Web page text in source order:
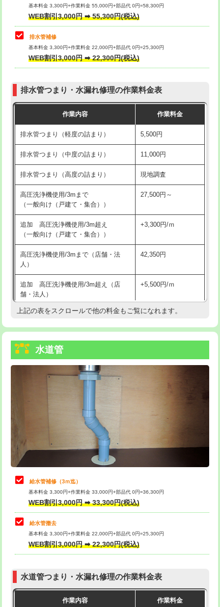
コンクリート斫り（厚さ10㎝超え）
モルタル補修（厚さ10㎝まで）
モルタル補修（厚さ10㎝超え）
追加人工 16,500円
現場見積
※給水管工事は20mmまでの価格です。
式）)
交換・取付(混合水栓（壁付・デッキ
式・ワンホール）)
16,500円+材料費
交換・取付(排水栓・排水トラップ
交換・取付（その他部品） 11,000円+材料費
持込商品取付（単水栓） 13,200円
持込商品取付（混合水栓） 16,500円
持込商品取付（浄水器・分岐水栓） 16,500円
給水管工事※（ホール加工) 16,500円
給水管工事※（バンド止め) 3,300円
給水管工事※（支持金具設置)
給水管工事※（保温材使用（バンド止
め込み）)
5,500円
給水管工事※（土の掘削・埋め戻し作
業)
11,000円
給水管工事※（塩ビ管（VP・HI）使
用/3ｍまで)
33,000円
給水管工事※（塩ビ管（VP・HI）使
+8,800円
給水管工事※（ライニング鋼管・銅
管・ポリ管・HT管使用/3ｍまで)
給水管工事※（ライニング鋼管・銅
管・ポリ管・HT管使用/3ｍ超え)
排水管工事（土の掘削・埋め戻し作
11,000円~
排水管工事（排水管工事/3ｍまで） 55,000円
排水管工事（追加 排水管工事/3ｍ超
マス交換（土の掘削・埋め戻し作業）
マス交換（深さ50㎝未満）
マス交換（深さ50㎝以上）
コンクリート斫り（厚さ10㎝まで）
基本料金 3,300円+作業料金 55,000円+部品代 0円=58,300円
WEB割引3,000円 ➡ 55,300円(税込)
排水管補修
基本料金 3,300円+作業料金 22,000円+部品代 0円=25,300円
WEB割引3,000円 ➡ 22,300円(税込)
排水管つまり・水漏れ修理の作業料金表
作業内容 作業料金
排水管つまり（軽度の詰まり） 5,500円
排水管つまり（中度の詰まり） 11,000円
排水管つまり（高度の詰まり） 現地調査
高圧洗浄機使用/3mまで
（一般向け（戸建て・集合））
27,500円～
追加 高圧洗浄機使用/3m超え
（一般向け（戸建て・集合））
+3,300円/ｍ
高圧洗浄機使用/3mまで（店舗・法
人）
42,350円
追加 高圧洗浄機使用/3m超え（店
舗・法人）
+5,500円/ｍ
高度高圧洗浄換 現地調査
トーラー機使用/3mまで
追加トーラー機使用/3m超え
33,000円
8,800円
止水・漏水調査・防水処理・清掃・修
理・調整・分解・加工など（軽作業）
11,000円
止水・漏水調査・防水処理・清掃・修
理・調整・分解・加工など（中作業）
止水・漏水調査・防水処理・清掃・修
理・調整・分解・加工など（重作業）
33,000円
その他部品の脱着
交換・取付（タンク）
式）)
式・ワンホール）)
上記の表をスクロールで他の料金もご覧になれます。
水道管
給水管補修（3ｍ迄）
基本料金 3,300円+作業料金 33,000円+部品代 0円=36,300円
WEB割引3,000円 ➡ 33,300円(税込)
給水管撤去
基本料金 3,300円+作業料金 22,000円+部品代 0円=25,300円
WEB割引3,000円 ➡ 22,300円(税込)
水道管つまり・水漏れ修理の作業料金表
作業内容 作業料金